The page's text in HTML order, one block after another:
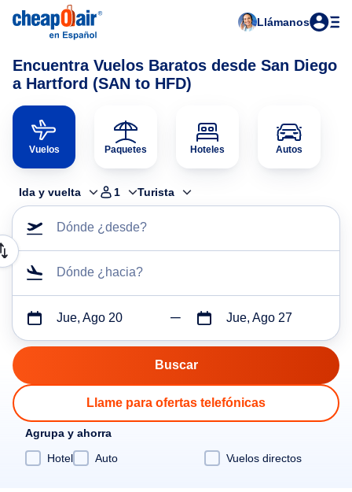
Llámanos
Encuentra Vuelos Baratos desde San Diego
a Hartford (SAN to HFD)
Vuelos Paquetes Hoteles Autos
Ida y vuelta 1 Turista
Dónde ¿desde?
Dónde ¿hacia?
Jue, Ago 20 Jue, Ago 27
Llame para ofertas telefónicas
Agrupa y ahorra
Hotel
Auto Vuelos directos